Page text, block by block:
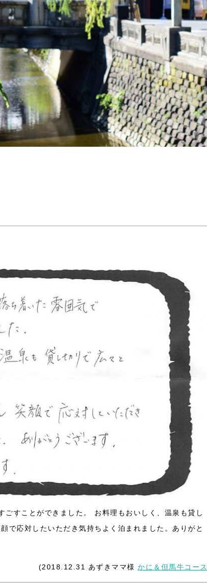
すことができました。
お料理もおいしく、温泉も貸し
で応対したいただき気持ちよく泊まれました。ありがと
(2018.12.31 あずきママ様 かに＆但馬牛コー